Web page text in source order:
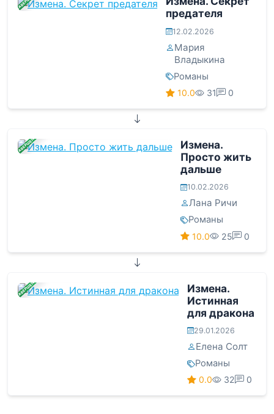
предателя
12.02.2026
Мария
Владыкина
Романы
10.0 31 0
ЗАВЕРШЕНА
Измена.
Просто жить
дальше
10.02.2026
Лана Ричи
Романы
10.0 25 0
ЗАВЕРШЕНА
Измена.
Истинная
для дракона
29.01.2026
Елена Солт
Романы
0.0 32 0